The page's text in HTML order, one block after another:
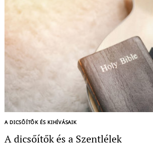
A DICSŐÍTŐK ÉS KIHÍVÁSAIK
A dicsőítők és a Szentlélek